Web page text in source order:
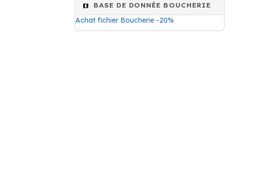
BASE DE DONNÉE BOUCHERIE
Achat fichier Boucherie -20%